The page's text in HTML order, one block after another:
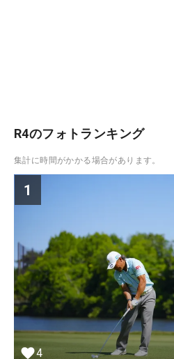
R4のフォトランキング
集計に時間がかかる場合があります。
1
4